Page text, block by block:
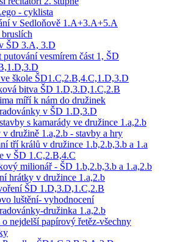
- cyklista
v Sedloňově 1.A+3.A+5.A
ŠD 3.A, 3.D
putování vesmírem část 1, ŠD
škole ŠD1.C,2.B,4.C,1.D,3.D
bitva ŠD 1.D,3.D,1.C,2.B
míří k nám do družinek
v ŠD 1.D,3.D
s kamarády ve družince 1.a,2.b
družině 1.a,2.b - stavby a hry
tří králů v družince 1.b,2.b,3.b a 1.a
v ŠD 1.C,2.B,4.C
milionář - ŠD 1.b,2.b,3.b a 1.a,2.b
hrátky v družince 1.a,2.b
ŠD 1.D,3.D,1.C,2.B
luštění- vyhodnocení
družinka 1.a,2.b
o nejdelší papírový řetěz-všechny